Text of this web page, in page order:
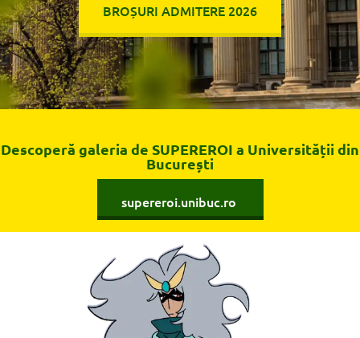
BROȘURI ADMITERE 2026
Descoperă galeria de SUPEREROI a Universității din
București
supereroi.unibuc.ro